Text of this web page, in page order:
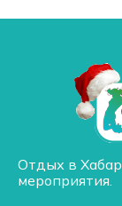
Отдых в
мероприятия.